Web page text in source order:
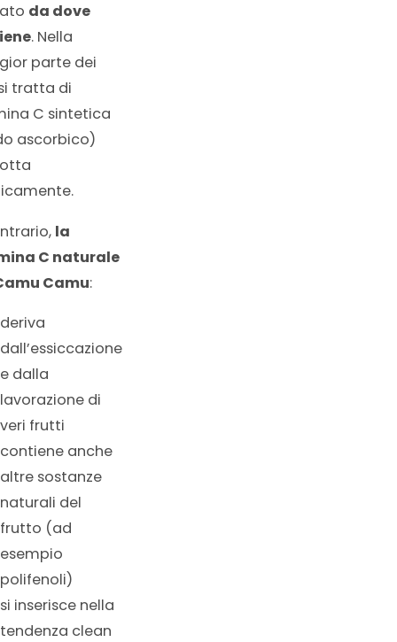
da dove
. Nella
parte dei
tratta di
C sintetica
ascorbico)
la
C naturale
Camu:
deriva
dall’essiccazione
e dalla
lavorazione di
veri frutti
contiene anche
altre sostanze
naturali del
frutto (ad
esempio
polifenoli)
si inserisce nella
tendenza clean